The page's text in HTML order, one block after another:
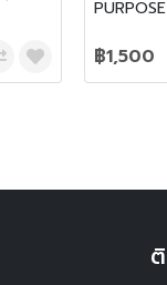
฿1,500